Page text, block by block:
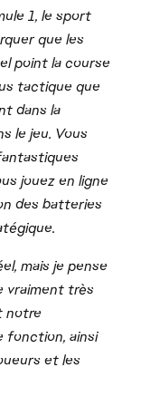
1, le sport
que les
point la course
tactique que
dans la
le jeu. Vous
jouez en ligne
des batteries
mais je pense
vraiment très
notre
fonction, ainsi
et les